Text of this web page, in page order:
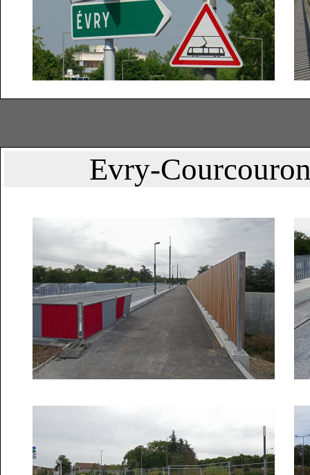
Evry-